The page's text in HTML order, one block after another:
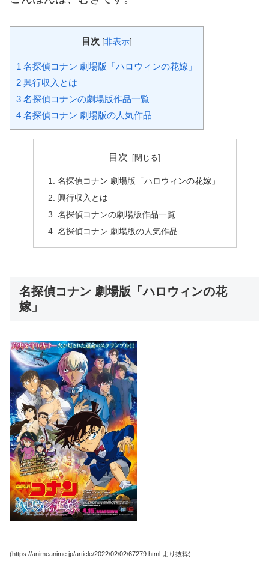
目次 [非表示]
1 名探偵コナン 劇場版「ハロウィンの花嫁」
2 興行収入とは
3 名探偵コナンの劇場版作品一覧
4 名探偵コナン 劇場版の人気作品
目次
名探偵コナン 劇場版「ハロウィンの花嫁」
興行収入とは
名探偵コナンの劇場版作品一覧
名探偵コナン 劇場版の人気作品
名探偵コナン 劇場版「ハロウィンの花
嫁」
(https://animeanime.jp/article/2022/02/02/67279.html より抜粋)